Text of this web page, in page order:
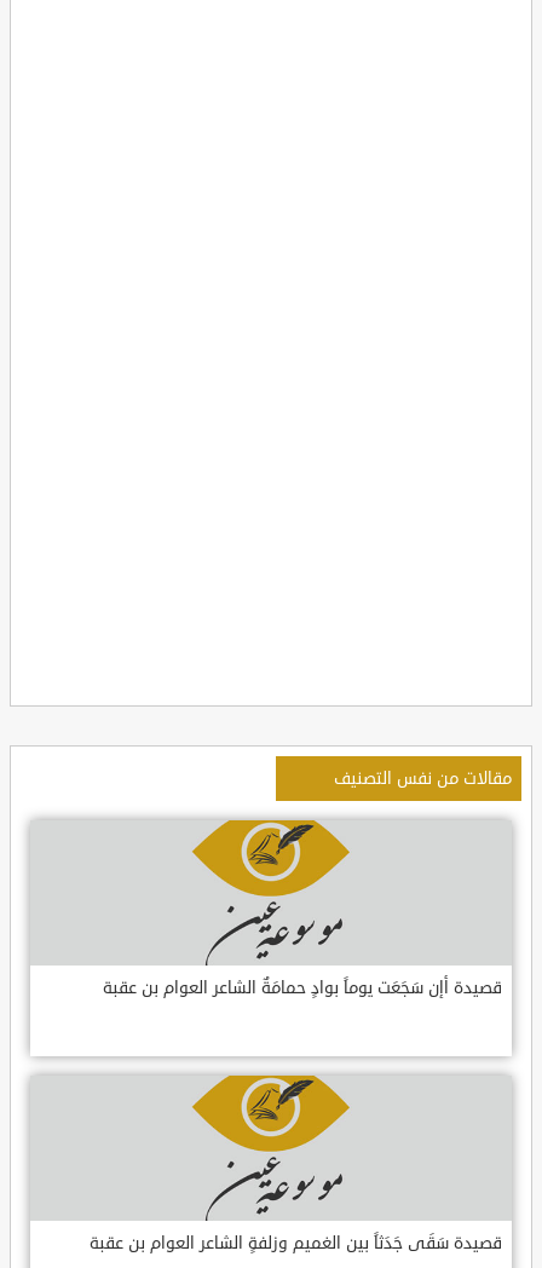
مقالات من نفس التصنيف
قصيدة أإن سَجَعَت يوماً بوادٍ حمامَةٌ الشاعر العوام بن عقبة
قصيدة سَقَى جَدَثاً بين الغميم وزلفةٍ الشاعر العوام بن عقبة